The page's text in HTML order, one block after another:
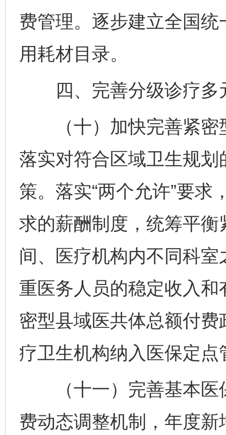
费管理。逐步建立全国
用耗材目录。
四、完善分级诊疗多
（十）加快完善紧密
落实对符合区域卫生规
策。落实“两个允许”要
求的薪酬制度，统筹平
间、医疗机构内不同科
重医务人员的稳定收入
密型县域医共体总额付
疗卫生机构纳入医保定点
（十一）完善基本医
费动态调整机制，年度